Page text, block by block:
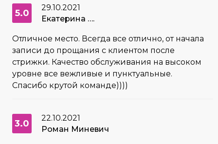
5.0
29.10.2021
Екатерина ….
Отличное место. Всегда все отлично, от начала
записи до прощания с клиентом после
стрижки. Качество обслуживания на высоком
уровне все вежливые и пунктуальные.
Спасибо крутой команде))))
3.0
22.10.2021
Роман Миневич